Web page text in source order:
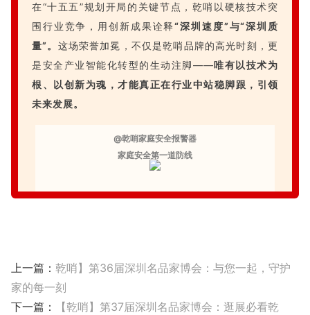
在“十五五”规划开局的关键节点，乾哨以硬核技术突
围行业竞争，用创新成果诠释“深圳速度”与“深圳质
量”。 这场荣誉加冕，不仅是乾哨品牌的高光时刻，更
是安全产业智能化转型的生动注脚——唯有以技术为
根、以创新为魂，才能真正在行业中站稳脚跟，引领
未来发展。
@乾哨家庭安全报警器
家庭安全第一道防线
上一篇： 乾哨】第36届深圳名品家博会：与您一起，守护
家的每一刻
下一篇：
【乾哨】第37届深圳名品家博会：逛展必看乾